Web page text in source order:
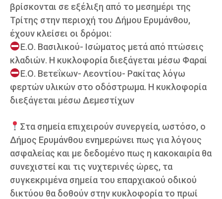
βρίσκονται σε εξέλιξη από το μεσημέρι της
Τρίτης στην περιοχή του Δήμου Ερυμάνθου,
έχουν κλείσει οι δρόμοι:
Ε.Ο. Βασιλικού- Ισώματος μετά από πτώσεις
κλαδιών. Η κυκλοφορία διεξάγεται μέσω Φαραί
Ε.Ο. Βετεΐκων- Λεοντίου- Ρακίτας λόγω
φερτών υλικών στο οδόστρωμα. Η κυκλοφορία
διεξάγεται μέσω Δεμεστίχων
Στα σημεία επιχειρούν συνεργεία, ωστόσο, ο
Δήμος Ερυμάνθου ενημερώνει πως για λόγους
ασφαλείας και με δεδομένο πως η κακοκαιρία θα
συνεχιστεί και τις νυχτερινές ώρες, τα
συγκεκριμένα σημεία του επαρχιακού οδικού
δικτύου θα δοθούν στην κυκλοφορία το πρωί